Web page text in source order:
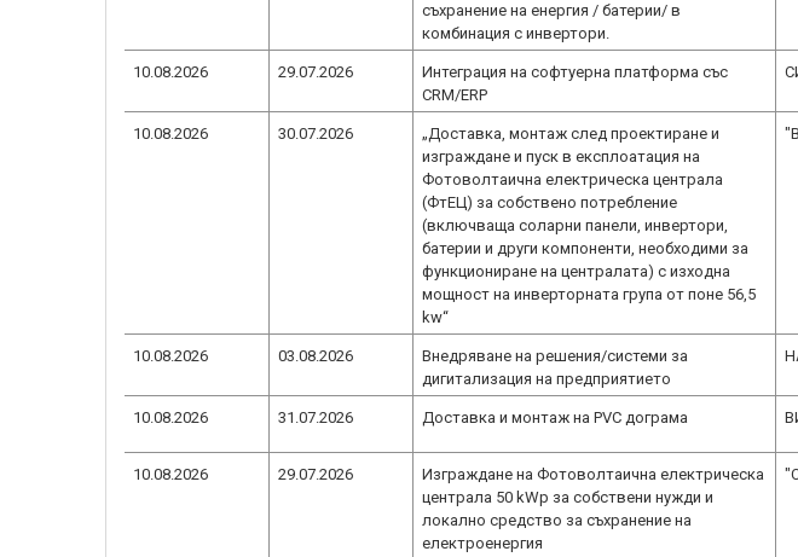
съхранение на енергия / батерии/ в
комбинация с инвертори.
10.08.2026 29.07.2026
Интеграция на софтуерна платформа със
CRM/ERP
10.08.2026 30.07.2026
„Доставка, монтаж след проектиране и
изграждане и пуск в експлоатация на
Фотоволтаична електрическа централа
(ФтЕЦ) за собствено потребление
(включваща соларни панели, инвертори,
батерии и други компоненти, необходими за
функциониране на централата) с изходна
мощност на инверторната група от поне 56,5
kw“
10.08.2026 03.08.2026
Внедряване на решения/системи за
дигитализация на предприятието
10.08.2026 31.07.2026 Доставка и монтаж на PVC дограма
10.08.2026 29.07.2026
Изграждане на Фотоволтаична електрическа
централа 50 kWp за собствени нужди и
локално средство за съхранение на
електроенергия